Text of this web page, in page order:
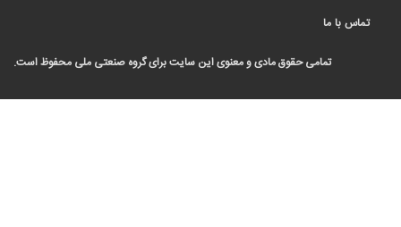
با ما
تمامی حقوق مادی و معنوی این سایت برای گروه صنعتی ملی محفوظ است.